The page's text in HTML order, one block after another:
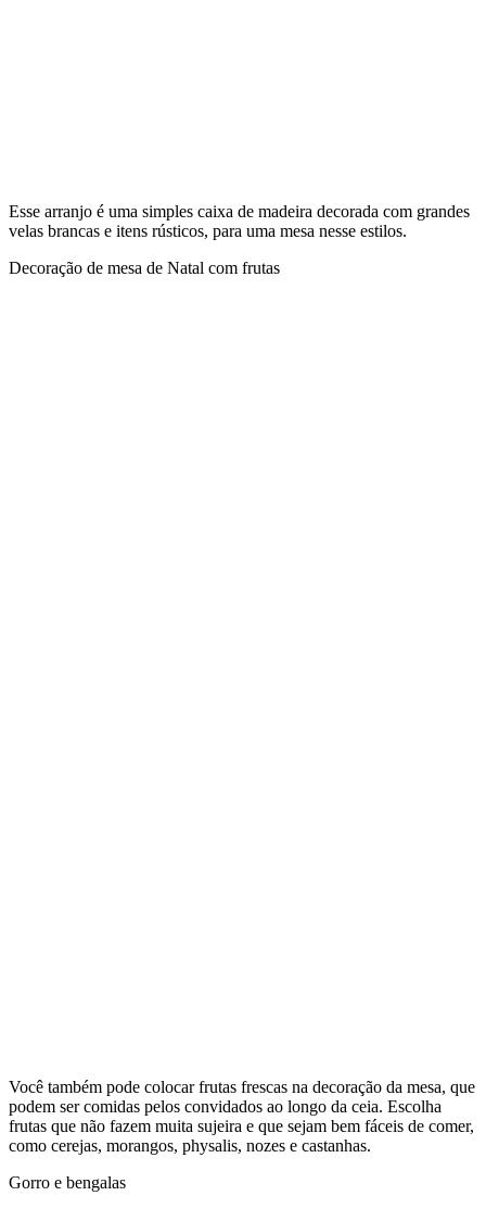
Esse arranjo é uma simples caixa de madeira decorada com grandes
velas brancas e itens rústicos, para uma mesa nesse estilos.
Decoração de mesa de Natal com frutas
Você também pode colocar frutas frescas na decoração da mesa, que
podem ser comidas pelos convidados ao longo da ceia. Escolha
frutas que não fazem muita sujeira e que sejam bem fáceis de comer,
como cerejas, morangos, physalis, nozes e castanhas.
Gorro e bengalas